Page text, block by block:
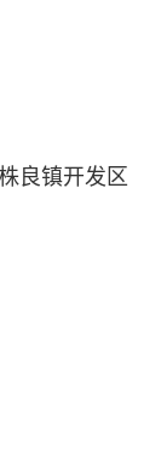
良镇开发区